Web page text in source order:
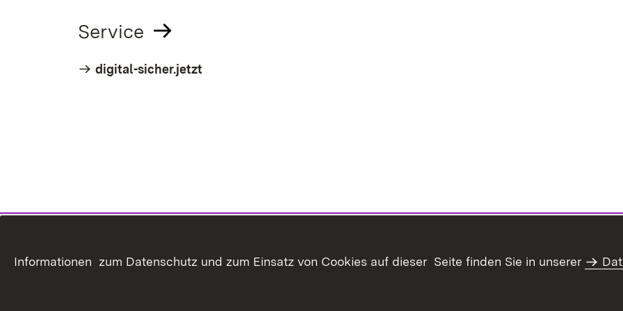
Service
digital-sicher.jetzt
Informationen zum Datenschutz und zum Einsatz von Cookies auf dieser Seite finden Sie in unserer